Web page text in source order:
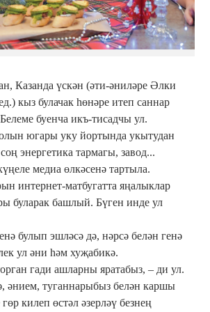
Казанда үскән (әти-әниләре Әлки
кыз булачак һөнәре итеп саннар
буенча икъ-тисадчы ул.
югары уку йортында укытудан
энергетика тармагы, завод...
медиа өлкәсенә тартыла.
интернет-матбугатта яңалыклар
буларак баш­лый. Бүген инде ул
булып эшләсә дә, нәрсә белән генә
ул әни һәм хуҗабикә.
гади ашларны яратабыз, – ди ул.
әнием, туганнарыбыз белән каршы
килеп өстәл әзерләү безнең